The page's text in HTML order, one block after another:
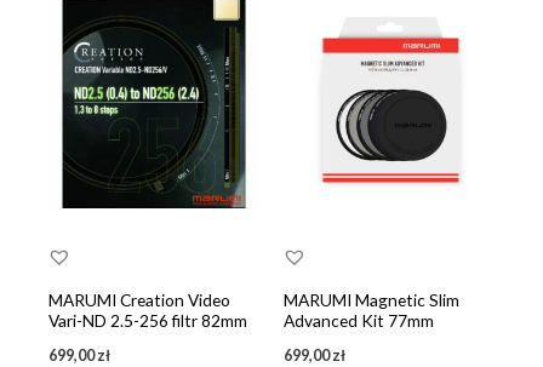
MARUMI Creation Video
Vari-ND 2.5-256 filtr 82mm
699,00zł
MARUMI Magnetic Slim
Advanced Kit 77mm
699,00zł